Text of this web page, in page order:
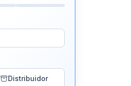
Distribuidor